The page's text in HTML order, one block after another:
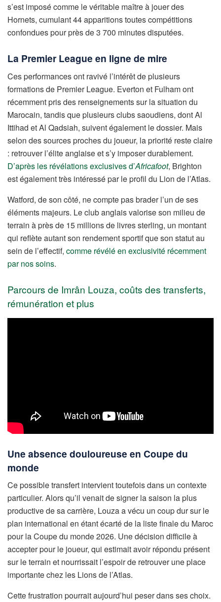
s’est imposé comme le véritable maître à jouer des
Hornets, cumulant 44 apparitions toutes compétitions
confondues pour près de 3 700 minutes disputées.
La Premier League en ligne de mire
Ces performances ont ravivé l’intérêt de plusieurs
formations de Premier League. Everton et Fulham ont
récemment pris des renseignements sur la situation du
Marocain, tandis que plusieurs clubs saoudiens, dont Al
Ittihad et Al Qadsiah, suivent également le dossier. Mais
selon des sources proches du joueur, la priorité reste claire
: retrouver l’élite anglaise et s’y imposer durablement.
D’après les révélations exclusives d’Africafoot, Brighton
est également très intéressé par le profil du Lion de l’Atlas.
Watford, de son côté, ne compte pas brader l’un de ses
éléments majeurs. Le club anglais valorise son milieu de
terrain à près de 15 millions de livres sterling, un montant
qui reflète autant son rendement sportif que son statut au
sein de l’effectif, comme révélé en exclusivité récemment
par nos soins.
Parcours de Imrân Louza, coûts des transferts,
rémunération et plus
Une absence douloureuse en Coupe du
monde
Ce possible transfert intervient toutefois dans un contexte
particulier. Alors qu’il venait de signer la saison la plus
productive de sa carrière, Louza a vécu un coup dur sur le
plan international en étant écarté de la liste finale du Maroc
pour la Coupe du monde 2026. Une décision difficile à
accepter pour le joueur, qui estimait avoir répondu présent
sur le terrain et nourrissait l’espoir de retrouver une place
importante chez les Lions de l’Atlas.
Cette frustration pourrait aujourd’hui peser dans ses choix.